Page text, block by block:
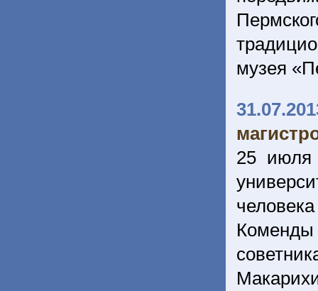
музея
25 июля